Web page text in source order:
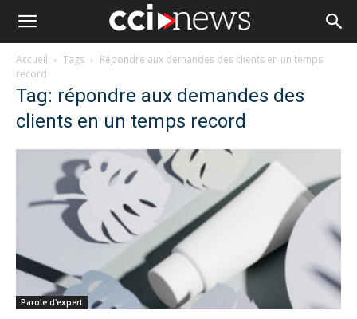
Accueil Tags
Répondre aux demandes des clients en un temps
record
Tag: répondre aux demandes des
clients en un temps record
Parole d'expert